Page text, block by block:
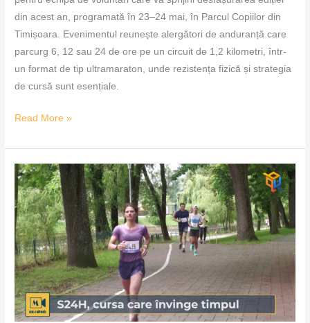
din acest an, programată în 23–24 mai, în Parcul Copiilor din
Timișoara. Evenimentul reunește alergători de anduranță care
parcurg 6, 12 sau 24 de ore pe un circuit de 1,2 kilometri, într-
un format de tip ultramaraton, unde rezistența fizică și strategia
de cursă sunt esențiale.
Read More »
S24H,
cursa
care
învinge
timpul
–
MozaiQub